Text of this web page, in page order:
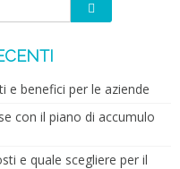
e benefici per le aziende
con il piano di accumulo
e quale scegliere per il